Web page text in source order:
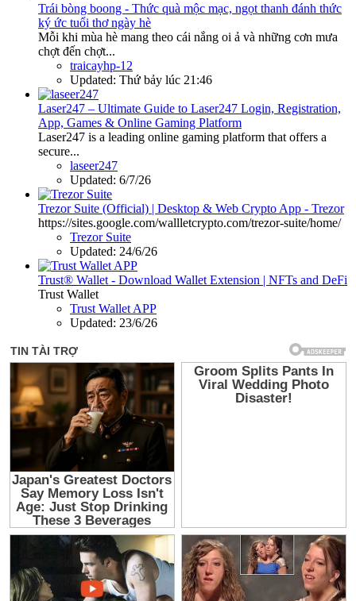
Trái bòng boong - Thức quà mộc mạc, ngọt thanh đánh thức
ký ức tuổi thơ ngày hè
Mỗi khi mùa hè mang theo cái nắng oi ả và những cơn mưa
chợt đến chợt...
traicayhp-12
Updated: Thứ bảy lúc 21:46
Laser247 – Ultimate Guide to Laser247 Login, Registration,
App, Games & Online Gaming Platform
Laser247 is a leading online gaming platform that offers a
secure...
laseer247
Updated: 6/7/26
Trezor Suite (Official) | Desktop & Web Crypto App - Trezor
https://sites.google.com/wallletcrypto.com/trezor-suite/home/
Trezor Suite
Updated: 24/6/26
Trust® Wallet - Download Wallet Extension | NFTs and DeFi
Trust Wallet
Trust Wallet APP
Updated: 23/6/26